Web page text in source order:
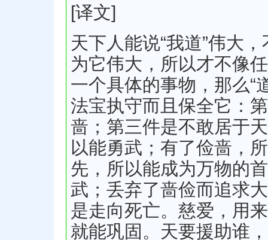
[译文]
天下人能说“我道”伟大
为它伟大，所以才不像
一个具体的事物，那么“
法宝执守而且保全它：
啬；第三件是不敢居于
以能勇武；有了俭啬，
先，所以能成为万物的
武；丢弃了啬俭而追求
是走向死亡。慈爱，用
就能巩固。天要援助谁